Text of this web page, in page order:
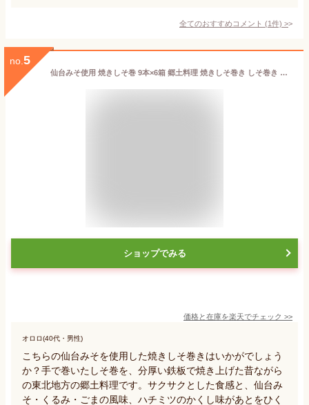
全てのおすすめコメント (1件) >
no. 5
仙台みそ使用 焼きしそ巻 9本×6箱 郷土料理 焼きしそ巻き しそ巻き 味噌 みそ 酒のつまみ つまみ おつまみ 酒の肴
ショップでみる
価格と在庫を楽天でチェック >>
オロロ(40代・男性)
こちらの仙台みそを使用した焼きしそ巻きはいかがでしょう
か？手で巻いたしそ巻を、分厚い鉄板で焼き上げた昔ながら
の東北地方の郷土料理です。サクサクとした食感と、仙台み
そ・くるみ・ごまの風味、ハチミツのかくし味があとをひく